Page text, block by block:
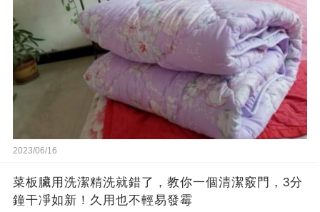
2023/06/16
菜板臟用洗潔精洗就錯了，教你一個清潔竅門，3分
鐘干凈如新！久用也不輕易發霉